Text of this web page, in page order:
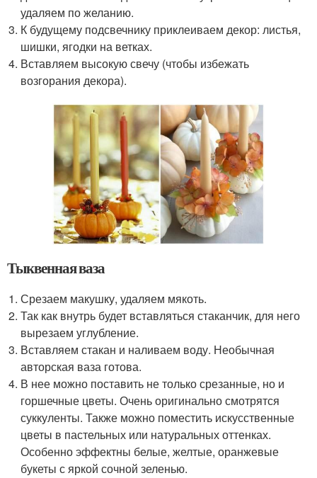
удаляем по желанию.
К будущему подсвечнику приклеиваем декор: листья,
шишки, ягодки на ветках.
Вставляем высокую свечу (чтобы избежать
возгорания декора).
Тыквенная ваза
Срезаем макушку, удаляем мякоть.
Так как внутрь будет вставляться стаканчик, для него
вырезаем углубление.
Вставляем стакан и наливаем воду. Необычная
авторская ваза готова.
В нее можно поставить не только срезанные, но и
горшечные цветы. Очень оригинально смотрятся
суккуленты. Также можно поместить искусственные
цветы в пастельных или натуральных оттенках.
Особенно эффектны белые, желтые, оранжевые
букеты с яркой сочной зеленью.